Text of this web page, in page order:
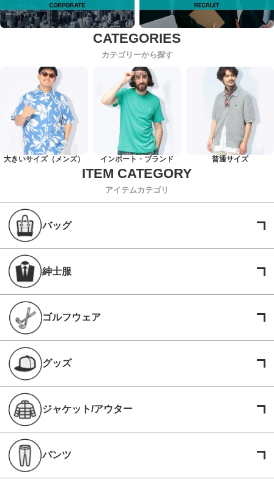
カテゴリーから探す
大きいサイズ（メンズ） インポート・ブランド 普通サイズ
アイテムカテゴリ
バッグ
紳士服
ゴルフウェア
グッズ
ジャケット/アウター
パンツ